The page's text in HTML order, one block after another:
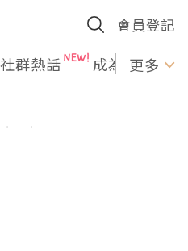
會員登記
社群熱話 成為U更多